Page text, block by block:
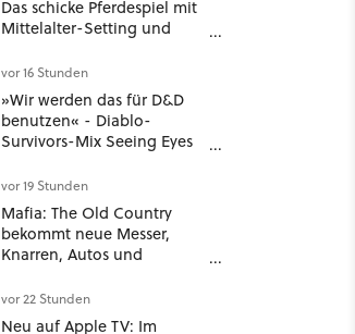
Das schicke Pferdespiel mit
Mittelalter-Setting und
noch größer und
gefährlicher
vor 16 Stunden
»Wir werden das für D&D
benutzen« - Diablo-
Survivors-Mix Seeing Eyes
nützliches Map-Tool
vor 19 Stunden
Mafia: The Old Country
bekommt neue Messer,
Knarren, Autos und
hat mehr dabei als nur
Story
vor 22 Stunden
Neu auf Apple TV: Im